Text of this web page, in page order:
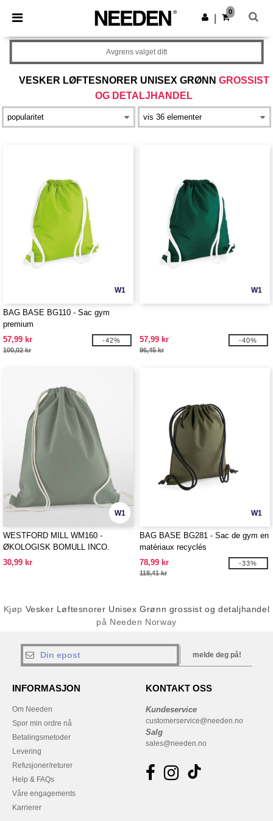
× Needen-app
Bedre priser i appen!
Last ned app
0
VESKER LØFTESNORER UNISEX GRØNN GROSSIST
OG DETALJHANDEL
Avgrens valget ditt
W1
BAG BASE BG110 - Sac gym
premium
57,99 kr
100,02 kr
-42%
W1
57,99 kr
96,45 kr
-40%
W1
WESTFORD MILL WM160 -
ØKOLOGISK BOMULL INCO.
GYMSAC
30,99 kr
W1
BAG BASE BG281 - Sac de gym en
matériaux recyclés
78,99 kr
118,41 kr
-33%
Kjøp Vesker Løftesnorer Unisex Grønn grossist og detaljhandel
på Needen Norway
melde deg på!
INFORMASJON
Om Needen
Spor min ordre nå
Betalingsmetoder
Levering
Refusjoner/returer
Help & FAQs
Våre engagements
Karrierer
KONTAKT OSS
Kundeservice
customerservice@needen.no
Salg
sales@needen.no